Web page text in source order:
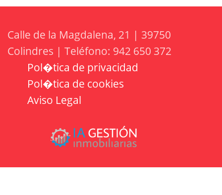
Calle de la Magdalena, 21 | 39750
Colindres | Teléfono: 942 650 372
Pol�tica de privacidad
Pol�tica de cookies
Aviso Legal